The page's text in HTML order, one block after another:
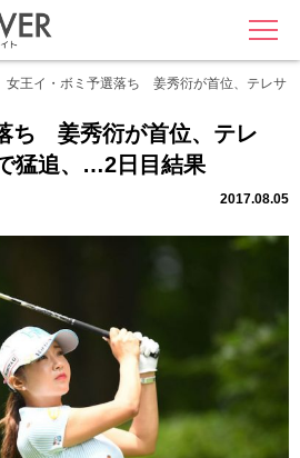
MENU
女王イ・ボミ予選落ち 姜秀衍が首位、テレサ
ち 姜秀衍が首位、テレ
猛追、…2日目結果
2017.08.05